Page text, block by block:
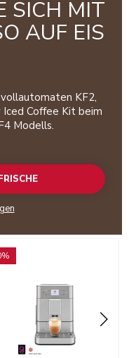
SICH MIT
AUF EIS
KF2,
Iced Coffee Kit beim
Modells.